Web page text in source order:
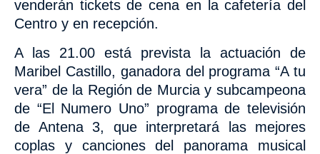
venderán tickets de cena en la cafetería del
Centro y en recepción.
A las 21.00 está prevista la actuación de
Maribel Castillo, ganadora del programa “A tu
vera” de la Región de Murcia y subcampeona
de “El Numero Uno” programa de televisión
de Antena 3, que interpretará las mejores
coplas y canciones del panorama musical